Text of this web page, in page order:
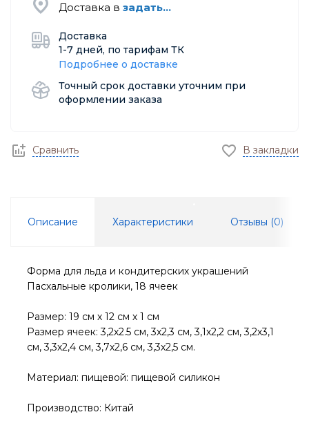
Доставка в задать...
Доставка
1-7 дней, по тарифам ТК
Подробнее о доставке
Точный срок доставки уточним при
оформлении заказа
Сравнить В закладки
Описание Характеристики Отзывы (0)
Форма для льда и кондитерских украшений
Пасхальные кролики, 18 ячеек
Размер: 19 см х 12 см х 1 см
Размер ячеек: 3,2х2.5 см, 3х2,3 см, 3,1х2,2 см, 3,2х3,1
см, 3,3х2,4 см, 3,7х2,6 см, 3,3х2,5 см.
Материал: пищевой: пищевой силикон
Производство: Китай